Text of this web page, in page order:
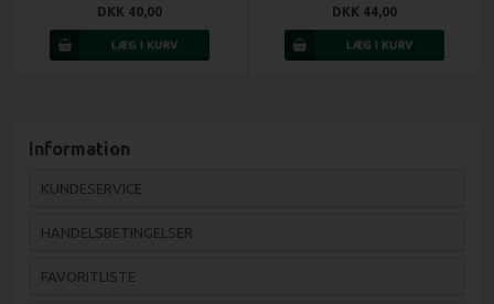
DKK 40,00 DKK 44,00
Information
KUNDESERVICE
HANDELSBETINGELSER
FAVORITLISTE